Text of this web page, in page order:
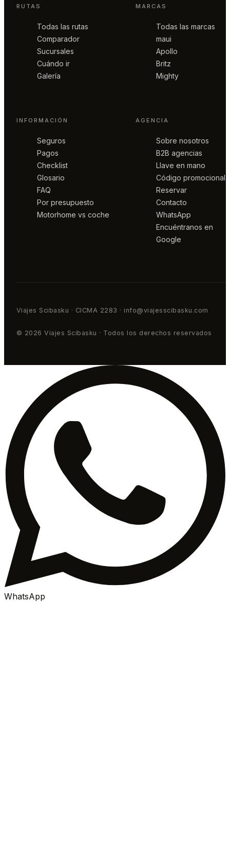
RUTAS
Todas las rutas
Comparador
Sucursales
Cuándo ir
Galería
MARCAS
Todas las marcas
maui
Apollo
Britz
Mighty
INFORMACIÓN
Seguros
Pagos
Checklist
Glosario
FAQ
Por presupuesto
Motorhome vs coche
AGENCIA
Sobre nosotros
B2B agencias
Llave en mano
Código promocional
Reservar
Contacto
WhatsApp
Encuéntranos en
Google
Viajes Scibasku · CICMA 2283 · info@viajesscibasku.com
© 2026 Viajes Scibasku · Todos los derechos reservados
WhatsApp